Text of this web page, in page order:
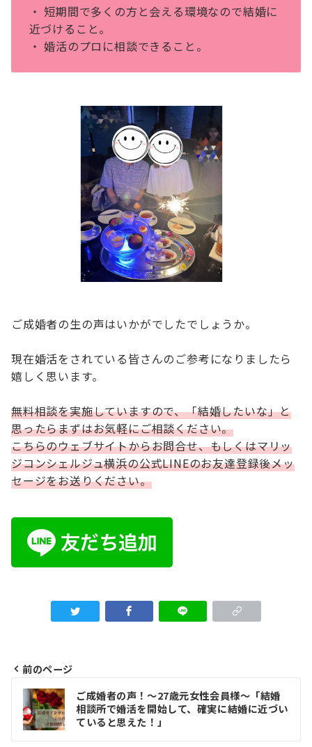
・ 短期間で多くの⽅と会える環境なので結婚に
近づけること。
・ 婚活のプロに相談できること。
ご成婚者の生の声はいかがでしたでしょうか。
現在婚活をされている皆さんのご参考になりましたら
嬉しく思います。
無料相談を実施していますので、「結婚したいな」と
思ったらまずはお気軽にご相談ください。
こちらのウェブサイトからお問合せ、もしくはマリッ
ジコンシェルジュ横浜の公式LINEのお友達登録後メッ
セージをお送りください。
投
稿
ナ
前のページ
ご成婚者の声！～27歳元女性会員様～「結婚
相談所で婚活を開始して、確実に結婚に近づい
ていると思えた！」